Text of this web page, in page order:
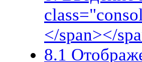
</span></
8.1